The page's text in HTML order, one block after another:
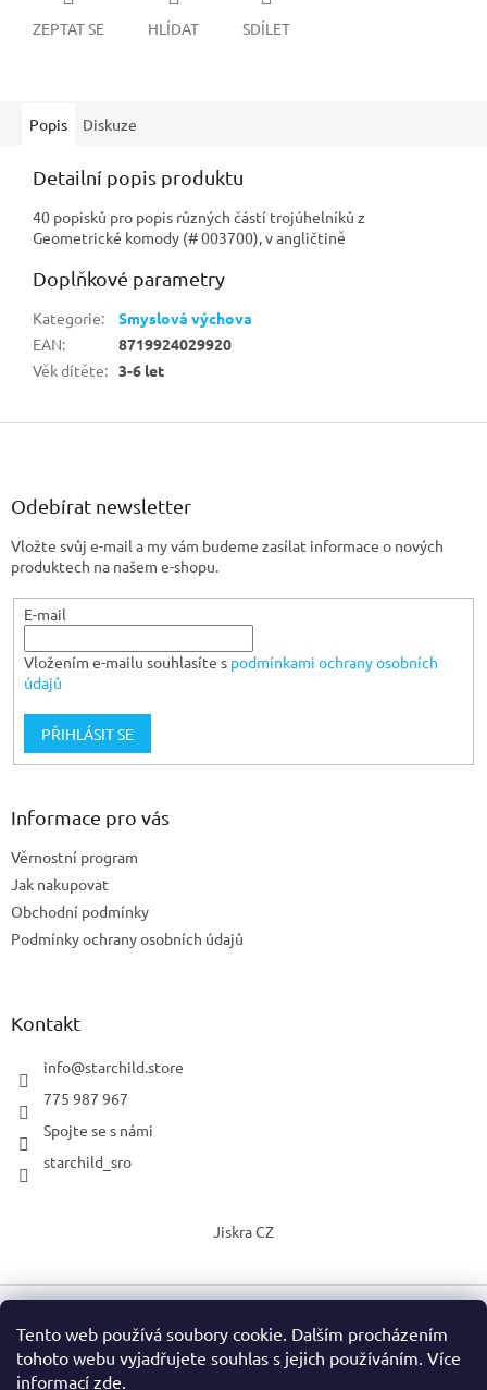
Tento web používá soubory cookie. Dalším procházením
tohoto webu vyjadřujete souhlas s jejich používáním. Více
informací zde.
ZEPTAT SE HLÍDAT SDÍLET
Popis Diskuze
Detailní popis produktu
40 popisků pro popis různých částí trojúhelníků z
Geometrické komody (# 003700), v angličtině
Doplňkové parametry
Kategorie:
Smyslová výchova
EAN:
8719924029920
Věk dítěte: 3-6 let
Z
Odebírat newsletter
Vložte svůj e-mail a my vám budeme zasílat informace o nových
produktech na našem e-shopu.
E-mail
Vložením e-mailu souhlasíte s podmínkami ochrany osobních
údajů
PŘIHLÁSIT SE
Informace pro vás
Věrnostní program
Jak nakupovat
Obchodní podmínky
Podmínky ochrany osobních údajů
Kontakt
info@starchild.store
775 987 967
Spojte se s námi
starchild_sro
Jiskra CZ
Vytvořil Shoptet